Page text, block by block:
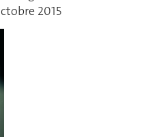
2015